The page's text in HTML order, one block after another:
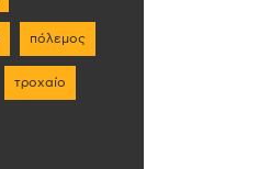
πόλεμος
τροχαίο